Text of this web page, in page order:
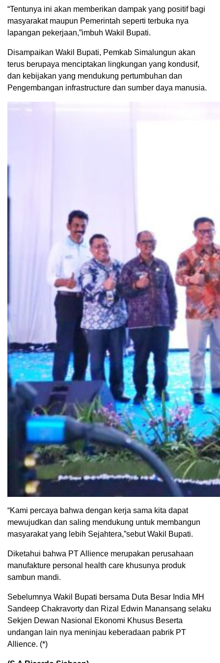
“Tentunya ini akan memberikan dampak yang positif bagi
masyarakat maupun Pemerintah seperti terbuka nya
lapangan pekerjaan,”imbuh Wakil Bupati.
Disampaikan Wakil Bupati, Pemkab Simalungun akan
terus berupaya menciptakan lingkungan yang kondusif,
dan kebijakan yang mendukung pertumbuhan dan
Pengembangan infrastructure dan sumber daya manusia.
“Kami percaya bahwa dengan kerja sama kita dapat
mewujudkan dan saling mendukung untuk membangun
masyarakat yang lebih Sejahtera,”sebut Wakil Bupati.
Diketahui bahwa PT Allience merupakan perusahaan
manufakture personal health care khusunya produk
sambun mandi.
Sebelumnya Wakil Bupati bersama Duta Besar India MH
Sandeep Chakravorty dan Rizal Edwin Manansang selaku
Sekjen Dewan Nasional Ekonomi Khusus Beserta
undangan lain nya meninjau keberadaan pabrik PT
Allience. (*)